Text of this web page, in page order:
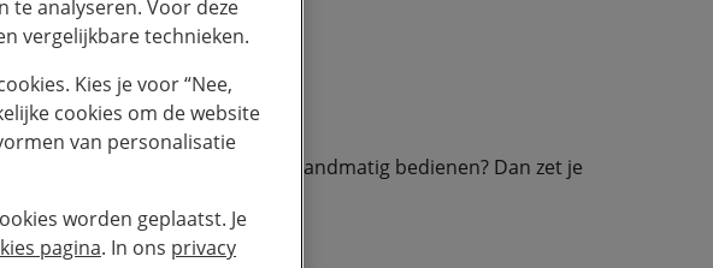
naar Hé, Siri’. Wil je Siri juist handmatig bedienen? Dan zet je
van het type device) op aan;
analyseren. Voor deze
vergelijkbare technieken.
Kies je voor “Nee,
cookies om de website
van personalisatie
worden geplaatst. Je
pagina. In ons privacy